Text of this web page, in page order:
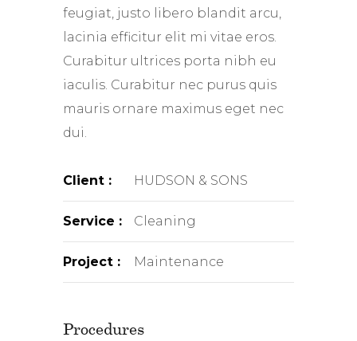
feugiat, justo libero blandit arcu,
lacinia efficitur elit mi vitae eros.
Curabitur ultrices porta nibh eu
iaculis. Curabitur nec purus quis
mauris ornare maximus eget nec
dui.
Client : HUDSON & SONS
Service : Cleaning
Project : Maintenance
Procedures